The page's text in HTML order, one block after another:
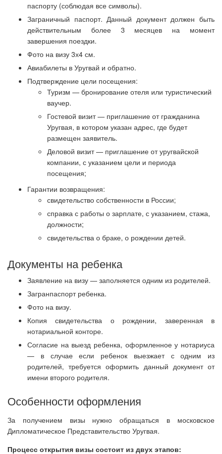
паспорту (соблюдая все символы).
Заграничный паспорт. Данный документ должен быть
действительным более 3 месяцев на момент
завершения поездки.
Фото на визу 3х4 см.
Авиабилеты в Уругвай и обратно.
Подтверждение цели посещения:
Туризм — бронирование отеля или туристический
ваучер.
Гостевой визит — приглашение от гражданина
Уругвая, в котором указан адрес, где будет
размещен заявитель.
Деловой визит — приглашение от уругвайской
компании, с указанием цели и периода
посещения;
Гарантии возвращения:
свидетельство собственности в России;
справка с работы о зарплате, с указанием, стажа,
должности;
свидетельства о браке, о рождении детей.
Документы на ребенка
Заявление на визу — заполняется одним из родителей.
Загранпаспорт ребенка.
Фото на визу.
Копия свидетельства о рождении, заверенная в
нотариальной конторе.
Согласие на выезд ребенка, оформленное у нотариуса
— в случае если ребенок выезжает с одним из
родителей, требуется оформить данный документ от
имени второго родителя.
Особенности оформления
За получением визы нужно обращаться в московское
Дипломатическое Представительство Уругвая.
Процесс открытия визы состоит из двух этапов: